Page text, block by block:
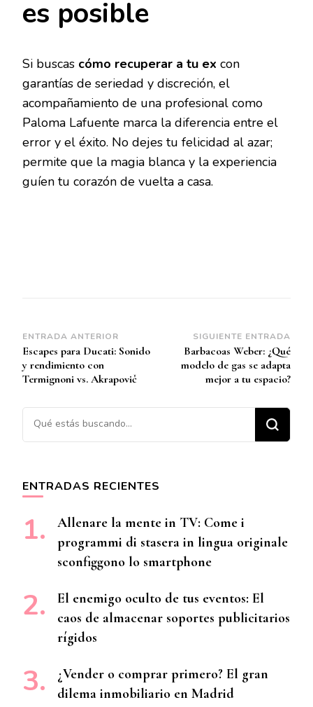
es posible
Si buscas cómo recuperar a tu ex con
garantías de seriedad y discreción, el
acompañamiento de una profesional como
Paloma Lafuente marca la diferencia entre el
error y el éxito. No dejes tu felicidad al azar;
permite que la magia blanca y la experiencia
guíen tu corazón de vuelta a casa.
Navegación
de
entradas
ENTRADA ANTERIOR
Escapes para Ducati: Sonido
y rendimiento con
Termignoni vs. Akrapovič
SIGUIENTE ENTRADA
Barbacoas Weber: ¿Qué
modelo de gas se adapta
mejor a tu espacio?
¿Buscas algo?
ENTRADAS RECIENTES
Allenare la mente in TV: Come i
programmi di stasera in lingua originale
sconfiggono lo smartphone
El enemigo oculto de tus eventos: El
caos de almacenar soportes publicitarios
rígidos
¿Vender o comprar primero? El gran
dilema inmobiliario en Madrid